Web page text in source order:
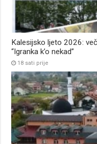
Kalesijsko ljeto 2026:
“Igranka k’o nekad”
18 sati prije